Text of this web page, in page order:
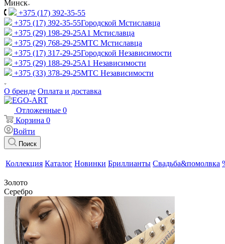
Минск
+375 (17) 392-35-55
+375 (17) 392-35-55Городской Мстиславца
+375 (29) 198-29-25A1 Мстиславца
+375 (29) 768-29-25МТС Мстиславца
+375 (17) 317-29-25Городской Независимости
+375 (29) 188-29-25A1 Независимости
+375 (33) 378-29-25МТС Независимости
О бренде Оплата и доставка
Отложенные 0
Корзина 0
Войти
Поиск
Коллекция Каталог Новинки Бриллианты Свадьба&помолвка
Золото
Серебро